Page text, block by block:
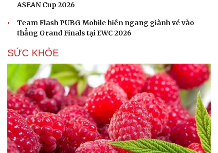
Tư vấn
check-in
Đọc truyện đêm khuya
Cửa sổ tình yêu
ASEAN Cup 2026
Team Flash PUBG Mobile hiên ngang giành vé vào
thẳng Grand Finals tại EWC 2026
SỨC KHỎE